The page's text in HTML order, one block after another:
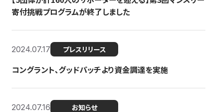
寄付挑戦プログラムが終了しました
2024.07.17 プレスリリース
コングラント、グッドパッチより資金調達を実施
2024.07.16 お知らせ